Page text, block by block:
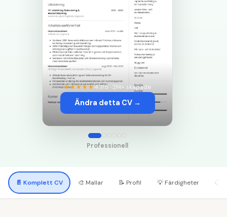
★★★★★4.7/5 · 2M+ skapade
Ändra detta CV →
Professionell
📄 Komplett CV 🎨 Mallar 📝 Profil 💡 Färdigheter 📋